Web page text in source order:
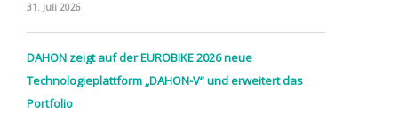
31. Juli 2026
DAHON zeigt auf der EUROBIKE 2026 neue
Technologieplattform „DAHON-V“ und erweitert das
Portfolio